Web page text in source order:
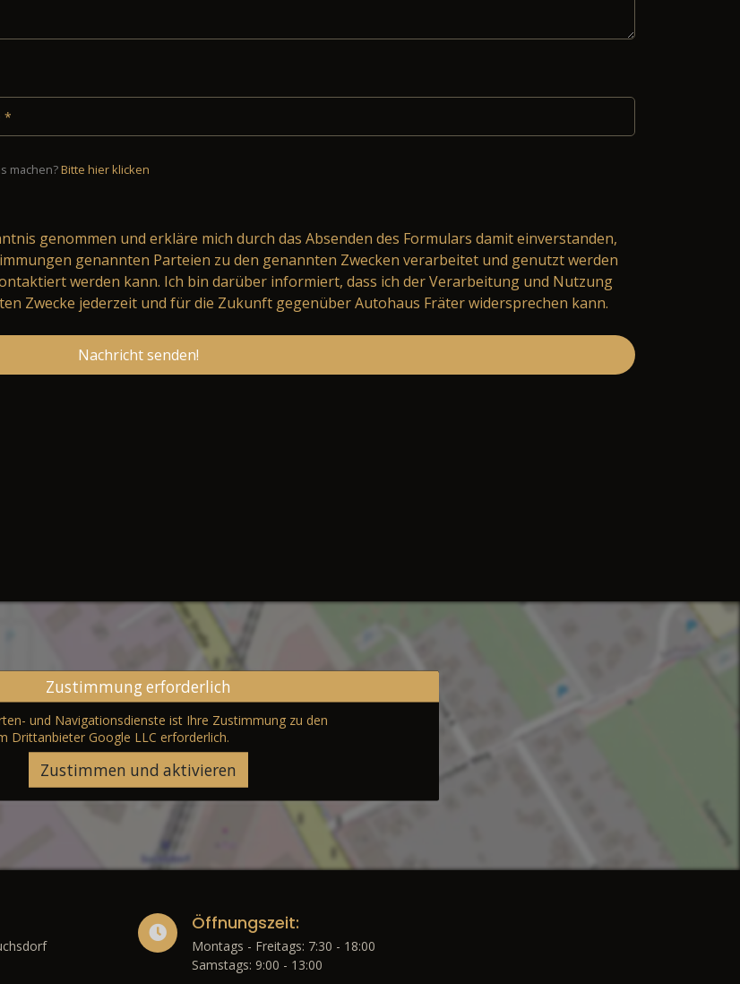
machen?Bitte hier klicken
genommen und erkläre mich durch das Absenden des Formulars damit einverstanden,
genannten Parteien zu den genannten Zwecken verarbeitet und genutzt werden
werden kann. Ich bin darüber informiert, dass ich der Verarbeitung und Nutzung
Zwecke jederzeit und für die Zukunft gegenüber Autohaus Fräter widersprechen kann.
Nachricht senden!
Zustimmung erforderlich
und Navigationsdienste ist Ihre Zustimmung zu den
Drittanbieter Google LLC erforderlich.
Zustimmen und aktivieren
Öffnungszeit:
Montags - Freitags: 7:30 - 18:00
Samstags: 9:00 - 13:00